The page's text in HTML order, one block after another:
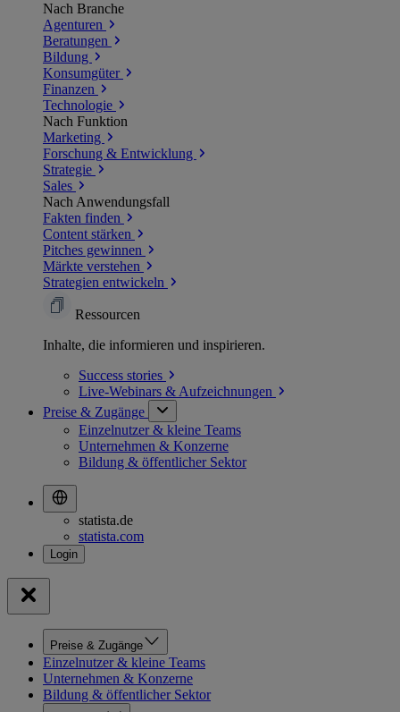
Nach Branche
Agenturen
Beratungen
Bildung
Konsumgüter
Finanzen
Technologie
Nach Funktion
Marketing
Forschung & Entwicklung
Strategie
Sales
Nach Anwendungsfall
Fakten finden
Content stärken
Pitches gewinnen
Märkte verstehen
Strategien entwickeln
Ressourcen
Inhalte, die informieren und inspirieren.
Success stories
Live-Webinars & Aufzeichnungen
Preise & Zugänge
Einzelnutzer & kleine Teams
Unternehmen & Konzerne
Bildung & öffentlicher Sektor
statista.de
statista.com
Preise & Zugänge
Einzelnutzer & kleine Teams
Unternehmen & Konzerne
Bildung & öffentlicher Sektor